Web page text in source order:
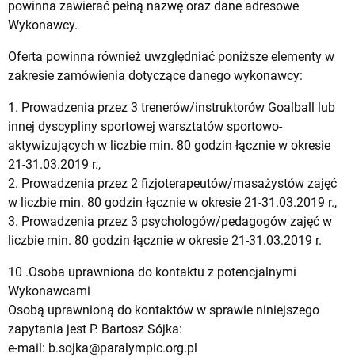
powinna zawierać pełną nazwę oraz dane adresowe
Wykonawcy.
Oferta powinna również uwzględniać poniższe elementy w
zakresie zamówienia dotyczące danego wykonawcy:
1. Prowadzenia przez 3 trenerów/instruktorów Goalball lub
innej dyscypliny sportowej warsztatów sportowo-
aktywizujących w liczbie min. 80 godzin łącznie w okresie
21-31.03.2019 r.,
2. Prowadzenia przez 2 fizjoterapeutów/masażystów zajęć
w liczbie min. 80 godzin łącznie w okresie 21-31.03.2019 r.,
3. Prowadzenia przez 3 psychologów/pedagogów zajęć w
liczbie min. 80 godzin łącznie w okresie 21-31.03.2019 r.
10 .Osoba uprawniona do kontaktu z potencjalnymi
Wykonawcami
Osobą uprawnioną do kontaktów w sprawie niniejszego
zapytania jest P. Bartosz Sójka:
e-mail: b.sojka@paralympic.org.pl